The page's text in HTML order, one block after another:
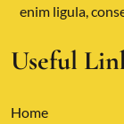
enim ligula,
Useful
Home